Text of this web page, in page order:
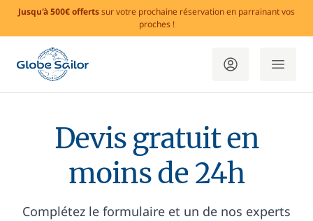
Jusqu'à 500€ offertssur votre prochaine réservation en parrainant vos
proches !
Devis gratuit en
moins de 24h
Complétez le formulaire et un de nos experts